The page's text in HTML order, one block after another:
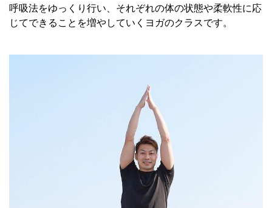
呼吸法をゆっくり行い、それぞれの体の状態や柔軟性に応
じてできることを増やしていくヨガのクラスです。